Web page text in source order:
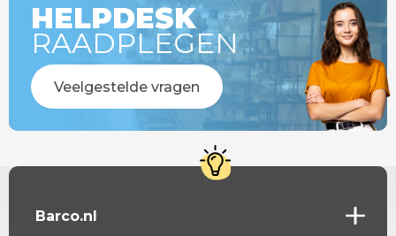
HELPDESK
RAADPLEGEN
Veelgestelde vragen
Barco.nl